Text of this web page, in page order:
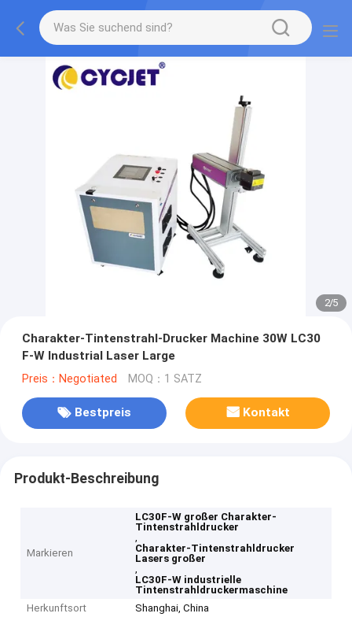
2/5
Charakter-Tintenstrahl-Drucker Machine 30W LC30
F-W Industrial Laser Large
Preis：Negotiated MOQ：1 SATZ
Bestpreis Kontakt
Produkt-Beschreibung
Markieren
LC30F-W großer Charakter-
Tintenstrahldrucker
,
Charakter-Tintenstrahldrucker
Lasers großer
,
LC30F-W industrielle
Tintenstrahldruckermaschine
Herkunftsort
Shanghai, China